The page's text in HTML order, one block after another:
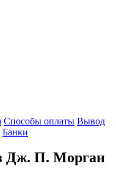
Способы оплаты Вывод
Банки
Дж. П. Морган